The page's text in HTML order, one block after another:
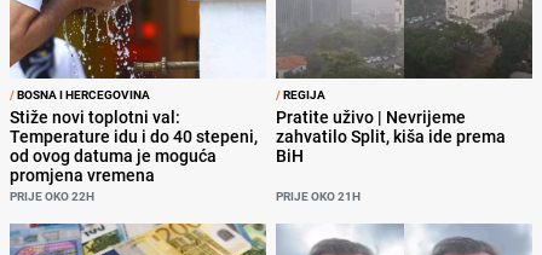
/BOSNA I HERCEGOVINA
Stiže novi toplotni val:
Temperature idu i do 40 stepeni,
od ovog datuma je moguća
promjena vremena
PRIJE OKO 22H
/REGIJA
Pratite uživo | Nevrijeme
zahvatilo Split, kiša ide prema
BiH
PRIJE OKO 21H